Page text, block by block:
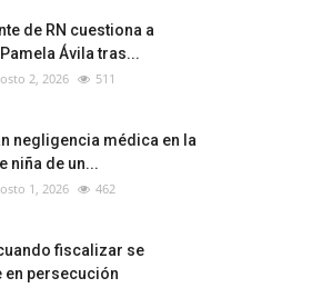
de RN cuestiona a
Ávila tras...
2, 2026 511
negligencia médica en la
niña de un...
1, 2026 462
fiscalizar se
en persecución